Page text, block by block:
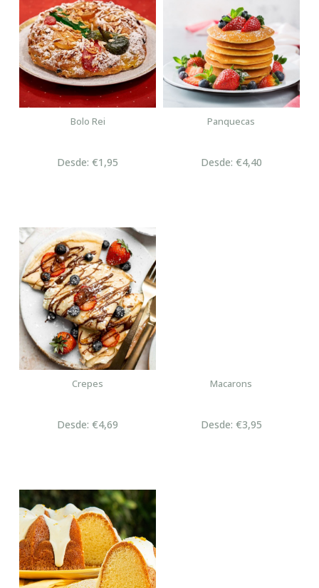
Bolo Rei
Desde: €1,95
Panquecas
Desde: €4,40
Crepes
Desde: €4,69
Macarons
Desde: €3,95